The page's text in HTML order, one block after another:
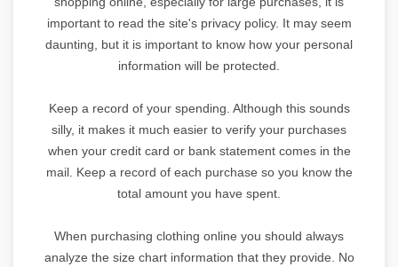
important to read the site's privacy policy. It may seem
daunting, but it is important to know how your personal
information will be protected.
Keep a record of your spending. Although this sounds
silly, it makes it much easier to verify your purchases
when your credit card or bank statement comes in the
mail. Keep a record of each purchase so you know the
total amount you have spent.
When purchasing clothing online you should always
analyze the size chart information that they provide. No